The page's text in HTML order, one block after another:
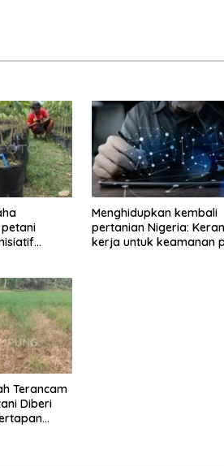
Menghidupkan kembali
pertanian Nigeria:
kerja untuk keamanan
Terancam
Diberi